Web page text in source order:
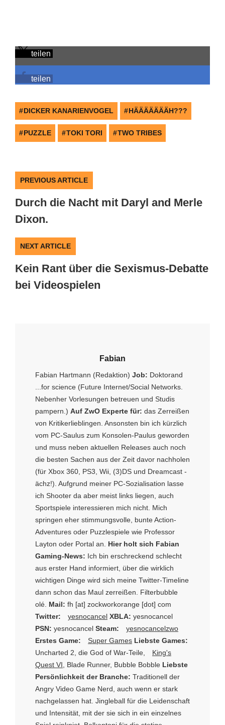
teilen
teilen
DICKER KANARIENVOGEL HÄÄÄÄÄÄÄH???
PUZZLE TOKI TORI TWO TRIBES
PREVIOUS ARTICLE
Durch die Nacht mit Daryl and Merle
Dixon.
NEXT ARTICLE
Kein Rant über die Sexismus-Debatte
bei Videospielen
Fabian
Fabian Hartmann (Redaktion) Job: Doktorand
...for science (Future Internet/Social Networks.
Nebenher Vorlesungen betreuen und Studis
pampern.) Auf ZwO Experte für: das Zerreißen
von Kritikerlieblingen. Ansonsten bin ich kürzlich
vom PC-Saulus zum Konsolen-Paulus geworden
und muss neben aktuellen Releases auch noch
die besten Sachen aus der Zeit davor nachholen
(für Xbox 360, PS3, Wii, (3)DS und Dreamcast -
ächz!). Aufgrund meiner PC-Sozialisation lasse
ich Shooter da aber meist links liegen, auch
Sportspiele interessieren mich nicht. Mich
springen eher stimmungsvolle, bunte Action-
Adventures oder Puzzlespiele wie Professor
Layton oder Portal an. Hier holt sich Fabian
Gaming-News: Ich bin erschreckend schlecht
aus erster Hand informiert, über die wirklich
wichtigen Dinge wird sich meine Twitter-Timeline
dann schon das Maul zerreißen. Filterbubble
olé. Mail: fh [at] zockworkorange [dot] com
Twitter:
yesnocancel XBLA: yesnocancel
PSN: yesnocancel Steam:
yesnocancelzwo
Erstes Game:
Super Games Liebste Games:
Uncharted 2, die God of War-Teile,
King's
Quest VI , Blade Runner, Bubble Bobble Liebste
Persönlichkeit der Branche: Traditionell der
Angry Video Game Nerd, auch wenn er stark
nachgelassen hat. Jingleball für die Leidenschaft
und Intensität, mit der sie sich in ein einzelnes